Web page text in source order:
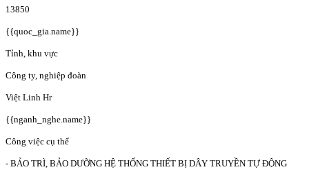
13850
{{quoc_gia.name}}
Tỉnh, khu vực
Công ty, nghiệp đoàn
Việt Linh Hr
{{nganh_nghe.name}}
Công việc cụ thể
- BẢO TRÌ, BẢO DƯỠNG HỆ THỐNG THIẾT BỊ DÂY TRUYỀN TỰ ĐỘNG